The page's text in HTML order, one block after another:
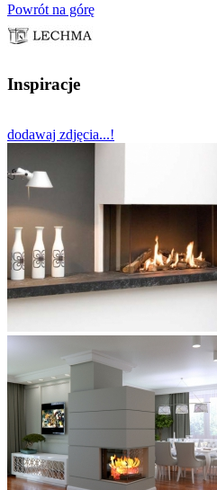
Powrót na górę
Inspiracje
dodawaj zdjęcia...!